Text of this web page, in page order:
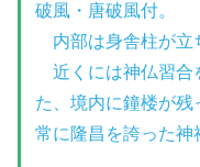
破風・唐破風付。
内部は身舎柱が立
近くには神仏習合
た、境内に鐘楼が
常に隆昌を誇った神